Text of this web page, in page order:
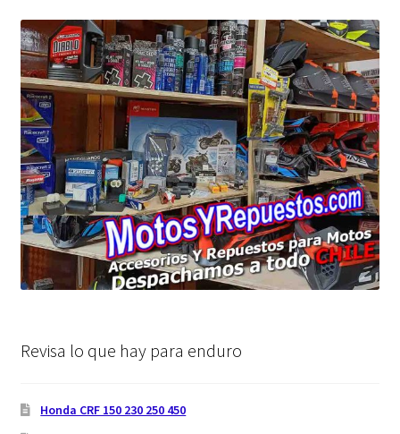
Revisa lo que hay para enduro
Honda CRF 150 230 250 450